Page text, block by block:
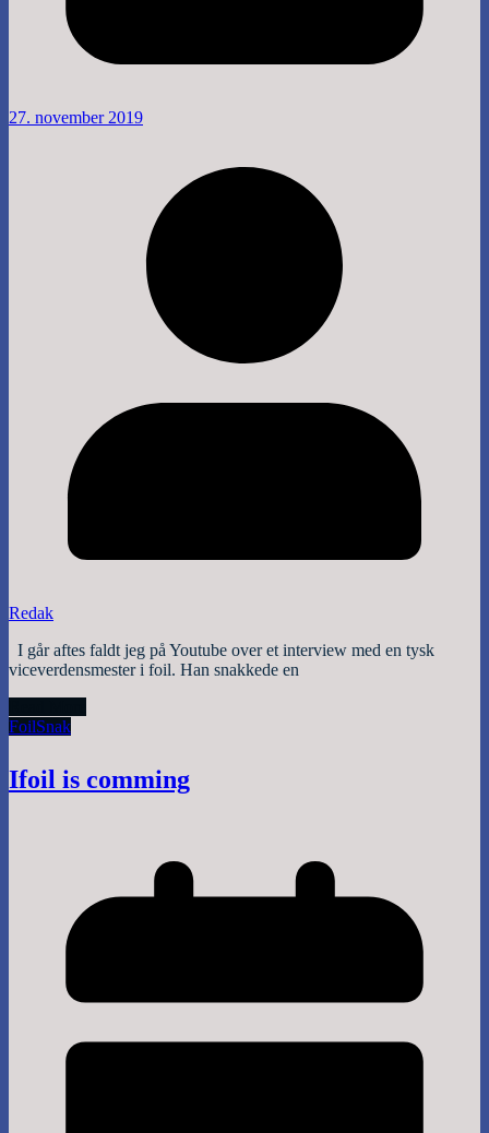
27. november 2019
Redak
I går aftes faldt jeg på Youtube over et interview med en tysk
viceverdensmester i foil. Han snakkede en
FoilSnak
Ifoil is comming